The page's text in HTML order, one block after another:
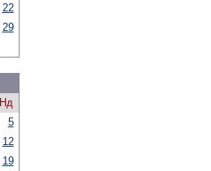
22
29
Нд
5
12
19